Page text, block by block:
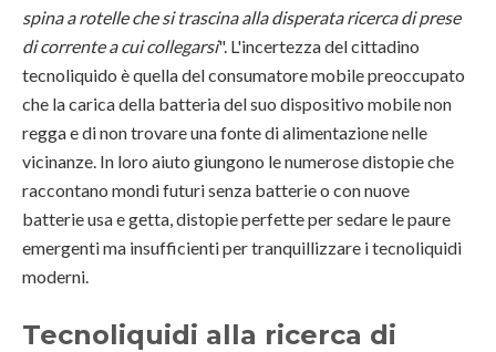
spina a rotelle che si trascina alla disperata ricerca di prese
di corrente a cui collegarsi". L'incertezza del cittadino
tecnoliquido è quella del consumatore mobile preoccupato
che la carica della batteria del suo dispositivo mobile non
regga e di non trovare una fonte di alimentazione nelle
vicinanze. In loro aiuto giungono le numerose distopie che
raccontano mondi futuri senza batterie o con nuove
batterie usa e getta, distopie perfette per sedare le paure
emergenti ma insufficienti per tranquillizzare i tecnoliquidi
moderni.
Tecnoliquidi alla ricerca di